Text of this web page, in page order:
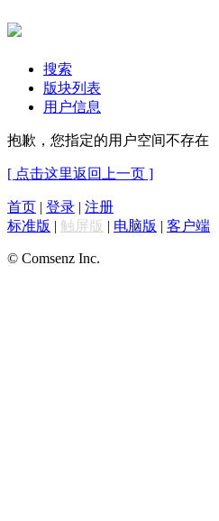
搜索
版块列表
用户信息
抱歉，您指定的用户空间不存在
[ 点击这里返回上一页 ]
首页 | 登录 | 注册
标准版 | 触屏版 | 电脑版 | 客户端
© Comsenz Inc.